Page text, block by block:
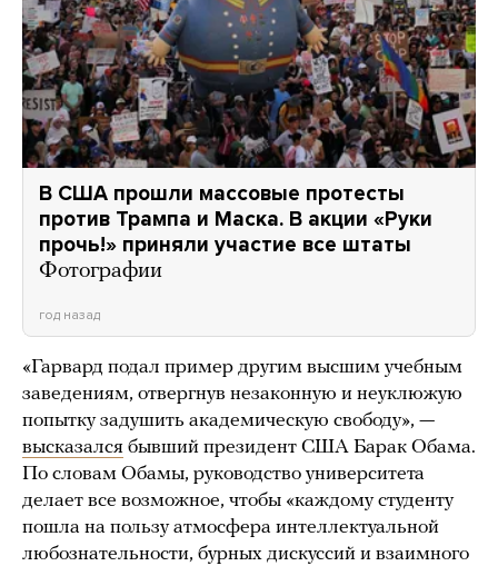
В США прошли массовые протесты
против Трампа и Маска. В акции «Руки
прочь!» приняли участие все штаты
Фотографии
год назад
«Гарвард подал пример другим высшим учебным
заведениям, отвергнув незаконную и неуклюжую
попытку задушить академическую свободу», —
высказался бывший президент США Барак Обама.
По словам Обамы, руководство университета
делает все возможное, чтобы «каждому студенту
пошла на пользу атмосфера интеллектуальной
любознательности, бурных дискуссий и взаимного